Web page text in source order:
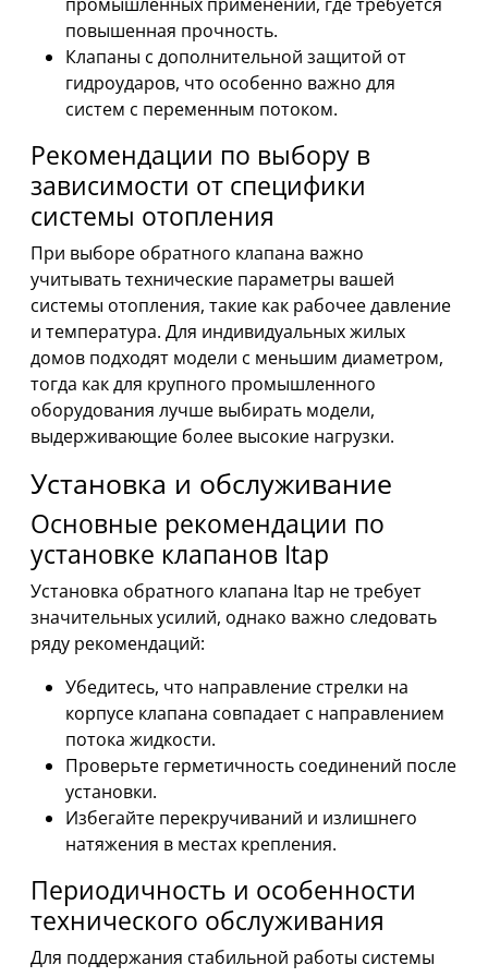
повышенная прочность.
Клапаны с дополнительной защитой от
гидроударов, что особенно важно для
систем с переменным потоком.
Рекомендации по выбору в
зависимости от специфики
системы отопления
При выборе обратного клапана важно
учитывать технические параметры вашей
системы отопления, такие как рабочее давление
и температура. Для индивидуальных жилых
домов подходят модели с меньшим диаметром,
тогда как для крупного промышленного
оборудования лучше выбирать модели,
выдерживающие более высокие нагрузки.
Установка и обслуживание
Основные рекомендации по
установке клапанов Itap
Установка обратного клапана Itap не требует
значительных усилий, однако важно следовать
ряду рекомендаций:
Убедитесь, что направление стрелки на
корпусе клапана совпадает с направлением
потока жидкости.
Проверьте герметичность соединений после
установки.
Избегайте перекручиваний и излишнего
натяжения в местах крепления.
Периодичность и особенности
технического обслуживания
Для поддержания стабильной работы системы